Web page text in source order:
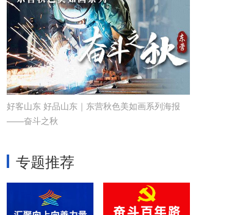
好客山东 好品山东｜东营秋色美如画系列海报
——奋斗之秋
专题推荐